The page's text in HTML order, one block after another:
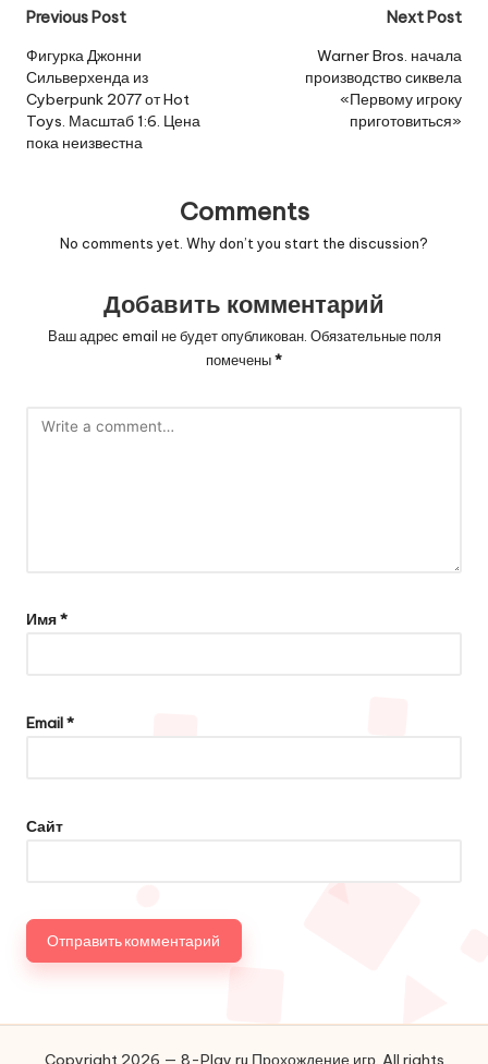
Post
navigation
Previous Post
Фигурка Джонни
Сильверхенда из
Cyberpunk 2077 от Hot
Toys. Масштаб 1:6. Цена
пока неизвестна
Next Post
Warner Bros. начала
производство сиквела
«Первому игроку
приготовиться»
Comments
No comments yet. Why don’t you start the discussion?
Добавить комментарий
Ваш адрес email не будет опубликован. Обязательные поля
помечены*
Имя*
Email*
Сайт
Copyright 2026 — 8-Play.ru Прохождение игр. All rights